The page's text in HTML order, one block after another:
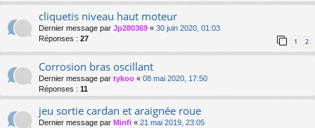
cliquetis niveau haut moteur
Dernier message par Jp280369 « 30 juin 2020, 01:03
Réponses : 27 1 2
Corrosion bras oscillant
Dernier message par tykoo « 08 mai 2020, 17:50
Réponses : 11
jeu sortie cardan et araignée roue
Dernier message par Minfi « 21 mai 2019, 23:05